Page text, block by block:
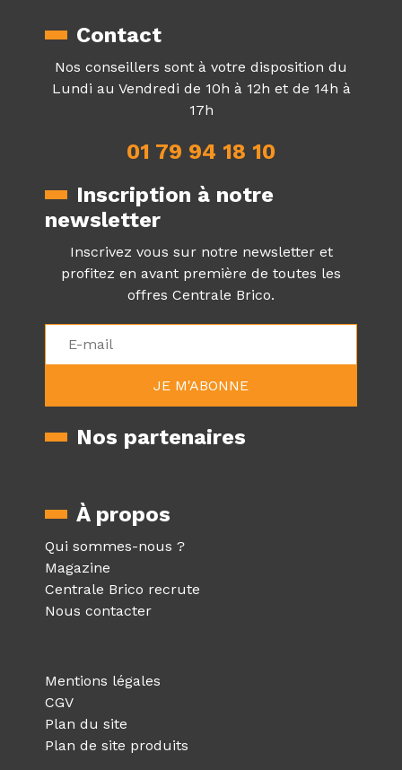
Contact
Nos conseillers sont à votre disposition du
Lundi au Vendredi de 10h à 12h et de 14h à
17h
01 79 94 18 10
Inscription à notre
newsletter
Inscrivez vous sur notre newsletter et
profitez en avant première de toutes les
offres Centrale Brico.
Nos partenaires
À propos
Qui sommes-nous ?
Magazine
Centrale Brico recrute
Nous contacter
Mentions légales
CGV
Plan du site
Plan de site produits